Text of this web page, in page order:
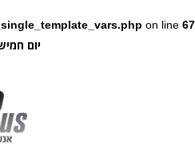
on line 67
יום חמישי,